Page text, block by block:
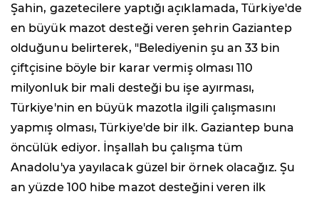
Şahin, gazetecilere yaptığı açıklamada, Türkiye'de
en büyük mazot desteği veren şehrin Gaziantep
olduğunu belirterek, "Belediyenin şu an 33 bin
çiftçisine böyle bir karar vermiş olması 110
milyonluk bir mali desteği bu işe ayırması,
Türkiye'nin en büyük mazotla ilgili çalışmasını
yapmış olması, Türkiye'de bir ilk. Gaziantep buna
öncülük ediyor. İnşallah bu çalışma tüm
Anadolu'ya yayılacak güzel bir örnek olacağız. Şu
an yüzde 100 hibe mazot desteğini veren ilk